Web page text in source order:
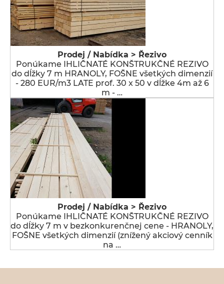
Prodej / Nabídka > Řezivo
Ponúkame IHLIČNATÉ KONŠTRUKČNÉ REZIVO
do dĺžky 7 m HRANOLY, FOŠNE všetkých dimenzií
- 280 EUR/m3 LATE prof. 30 x 50 v dĺžke 4m až 6
m - …
Prodej / Nabídka > Řezivo
Ponúkame IHLIČNATÉ KONŠTRUKČNÉ REZIVO
do dĺžky 7 m v bezkonkurenčnej cene - HRANOLY,
FOŠNE všetkých dimenzií (znížený akciový cenník
na …